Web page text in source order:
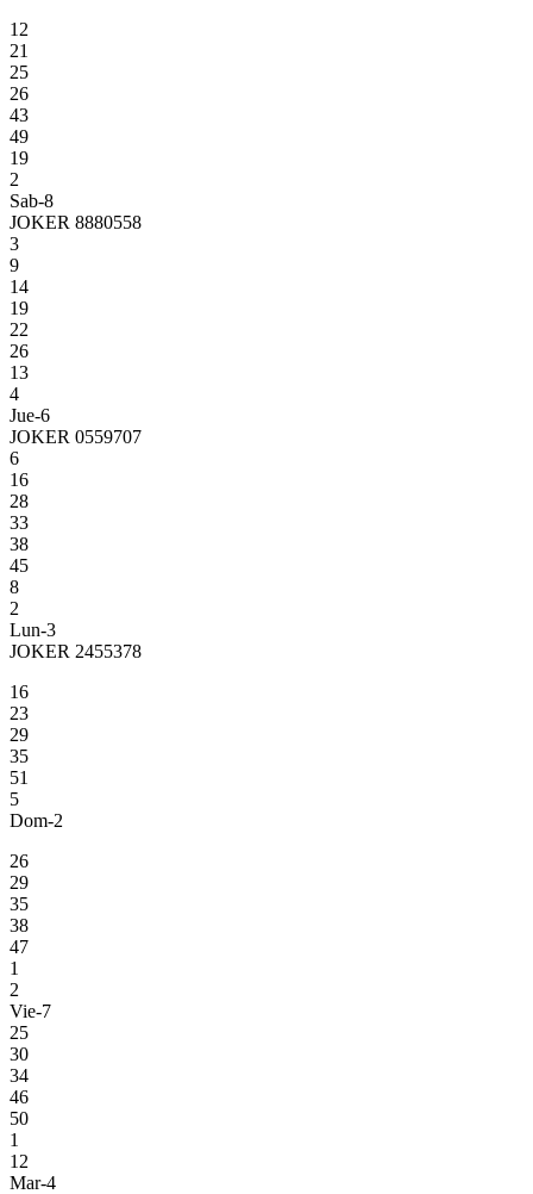
12
21
25
26
43
49
19
2
Sab-8
JOKER 8880558
3
9
14
19
22
26
13
4
Jue-6
JOKER 0559707
6
16
28
33
38
45
8
2
Lun-3
JOKER 2455378
16
23
29
35
51
5
Dom-2
26
29
35
38
47
1
2
Vie-7
25
30
34
46
50
1
12
Mar-4